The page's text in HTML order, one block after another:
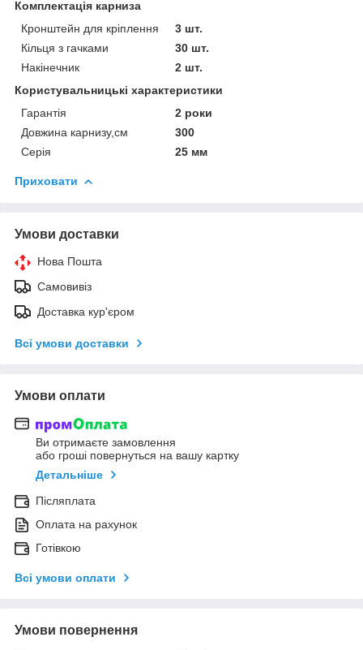
Комплектація карниза
Кронштейн для кріплення
3 шт.
Кільця з гачками
30 шт.
Накінечник
2 шт.
Користувальницькі характеристики
Гарантія
2 роки
Довжина карнизу,см
300
Серія
25 мм
Приховати
Умови доставки
Нова Пошта
Самовивіз
Доставка кур'єром
Всі умови доставки
Умови оплати
Ви отримаєте замовлення
або гроші повернуться на вашу картку
Детальніше
Післяплата
Оплата на рахунок
Готівкою
Всі умови оплати
Умови повернення